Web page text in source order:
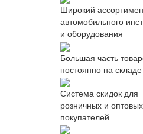
Широкий
автомобильного
и оборудования
Большая часть
постоянно на складе
Система скидок для
розничных и оптовых
покупателей